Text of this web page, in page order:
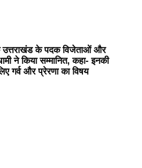
के पदक विजेताओं और
ने किया सम्मानित, कहा- इनकी
गर्व और प्रेरणा का विषय